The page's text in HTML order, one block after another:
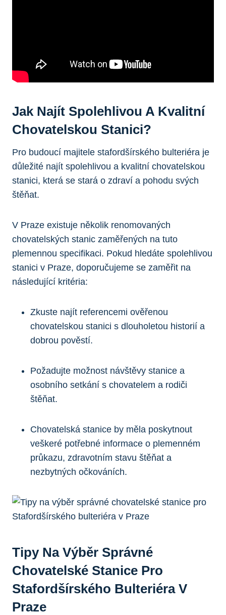
Jak Najít Spolehlivou A Kvalitní
Chovatelskou Stanici?
Pro budoucí majitele stafordšírského bulteriéra je
důležité najít spolehlivou a kvalitní chovatelskou
stanici, která se stará o zdraví a pohodu svých
štěňat.
V Praze existuje několik renomovaných
chovatelských stanic zaměřených na tuto
plemennou specifikaci. Pokud hledáte spolehlivou
stanici v Praze, doporučujeme se zaměřit na
následující kritéria:
Zkuste najít referencemi ověřenou
chovatelskou stanici s dlouholetou historií a
dobrou pověstí.
Požadujte možnost návštěvy stanice a
osobního setkání s chovatelem a rodiči
štěňat.
Chovatelská stanice by měla poskytnout
veškeré potřebné informace o plemenném
průkazu, zdravotním stavu štěňat a
nezbytných očkováních.
Tipy Na Výběr Správné
Chovatelské Stanice Pro
Stafordšírského Bulteriéra V
Praze